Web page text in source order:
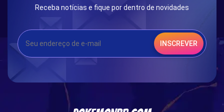
Receba notícias e fique por dentro de novidades
INSCREVER